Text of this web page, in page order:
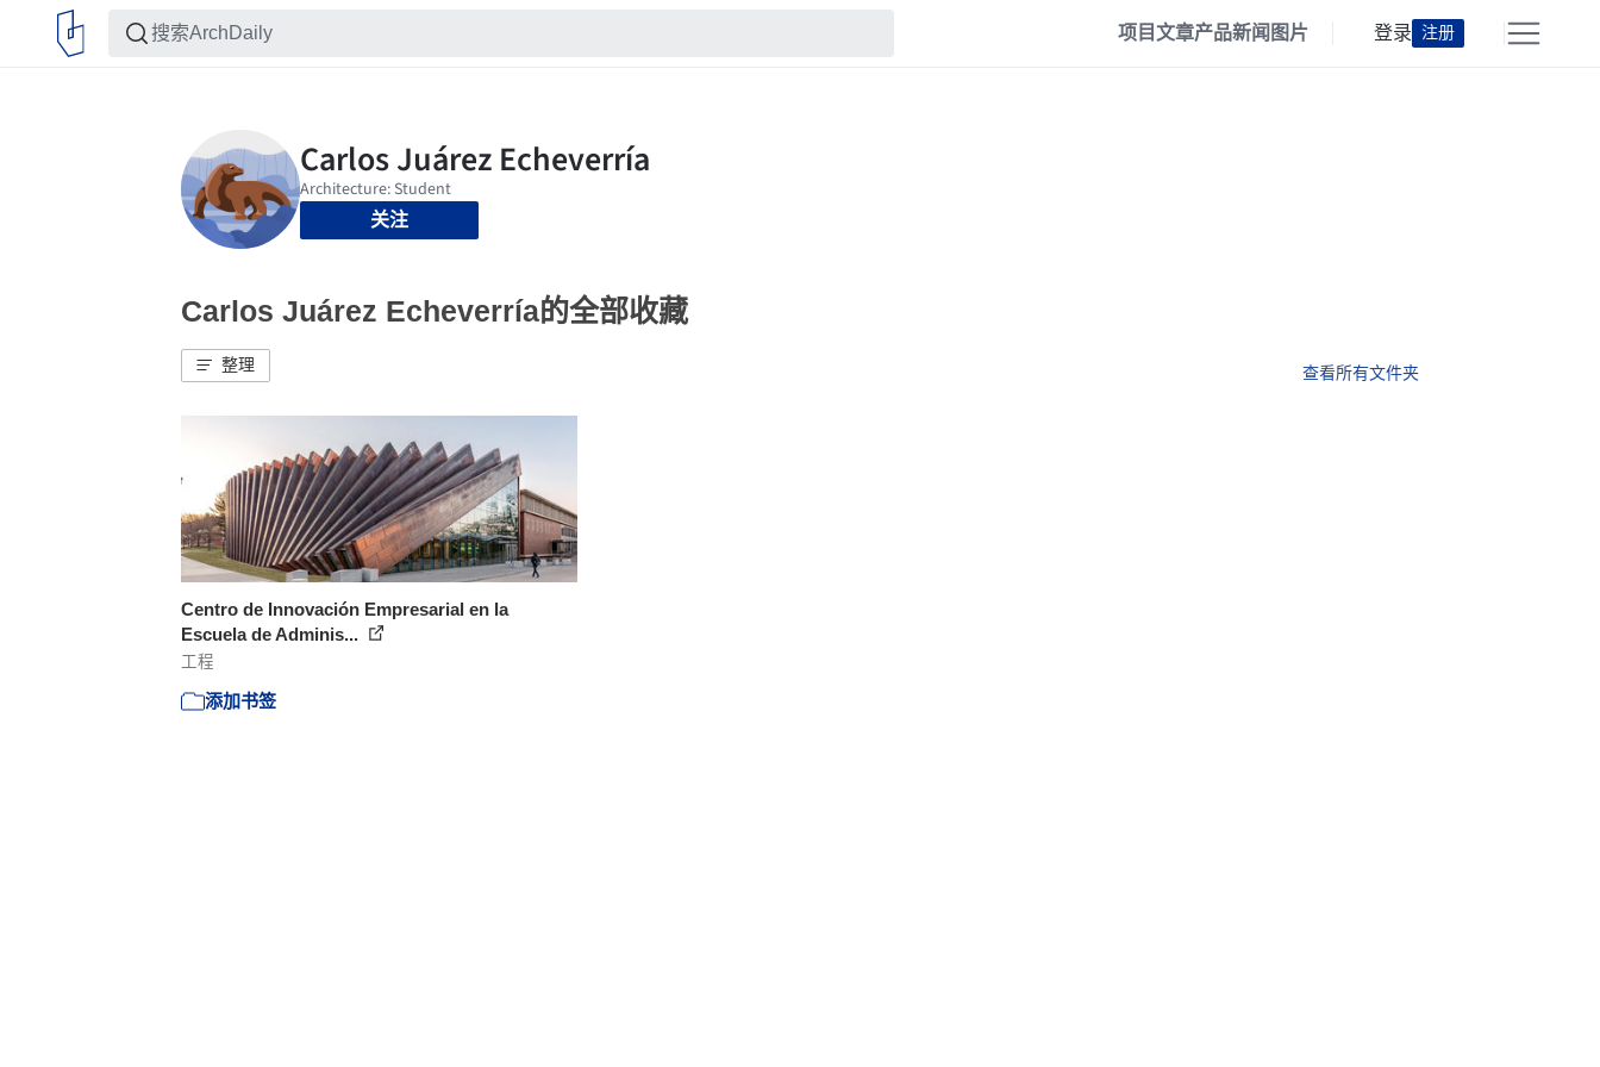
项目文章产品新闻 图片 登录 注册
关注
Carlos Juárez Echeverría的全部收藏
整理 查看所有文件夹
Centro de Innovación Empresarial en la
Escuela de Adminis...
工程
添加书签